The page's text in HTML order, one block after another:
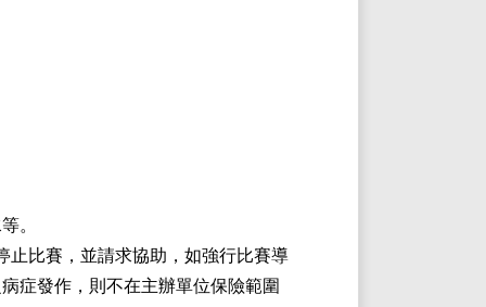
。
止比賽，並請求協助，如強行比賽導
症發作，則不在主辦單位保險範圍